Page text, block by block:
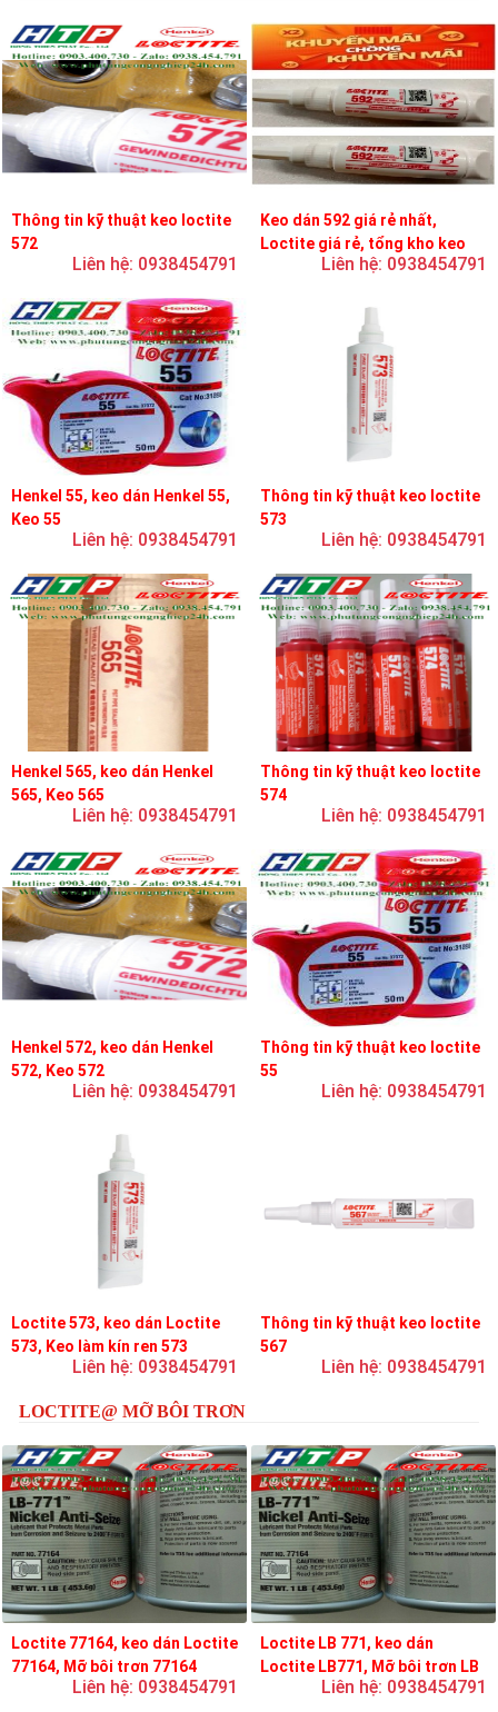
Thông tin kỹ thuật keo loctite
572
Liên hệ: 0938454791
Keo dán 592 giá rẻ nhất,
Loctite giá rẻ, tổng kho keo
Liên hệ: 0938454791
Henkel 55, keo dán Henkel 55,
Keo 55
Liên hệ: 0938454791
Thông tin kỹ thuật keo loctite
573
Liên hệ: 0938454791
Henkel 565, keo dán Henkel
565, Keo 565
Liên hệ: 0938454791
Thông tin kỹ thuật keo loctite
574
Liên hệ: 0938454791
Henkel 572, keo dán Henkel
572, Keo 572
Liên hệ: 0938454791
Thông tin kỹ thuật keo loctite
55
Liên hệ: 0938454791
Loctite 573, keo dán Loctite
573, Keo làm kín ren 573
Liên hệ: 0938454791
Thông tin kỹ thuật keo loctite
567
Liên hệ: 0938454791
LOCTITE@ MỠ BÔI TRƠN
Loctite 77164, keo dán Loctite
77164, Mỡ bôi trơn 77164
Liên hệ: 0938454791
Loctite LB 771, keo dán
Loctite LB771, Mỡ bôi trơn LB
Liên hệ: 0938454791